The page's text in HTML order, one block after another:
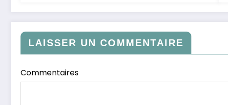
LAISSER UN COMMENTAIRE
Commentaires